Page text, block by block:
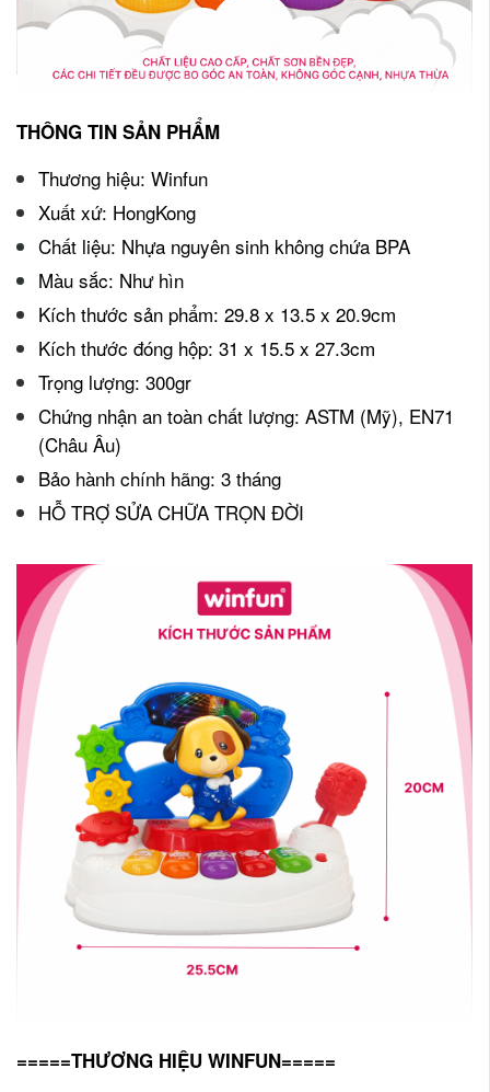
THÔNG TIN SẢN PHẨM
Thương hiệu: Winfun
Xuất xứ: HongKong
Chất liệu: Nhựa nguyên sinh không chứa BPA
Màu sắc: Như hìn
Kích thước sản phẩm: 29.8 x 13.5 x 20.9cm
Kích thước đóng hộp: 31 x 15.5 x 27.3cm
Trọng lượng: 300gr
Chứng nhận an toàn chất lượng: ASTM (Mỹ), EN71
(Châu Âu)
Bảo hành chính hãng: 3 tháng
HỖ TRỢ SỬA CHỮA TRỌN ĐỜI
=====THƯƠNG HIỆU WINFUN=====